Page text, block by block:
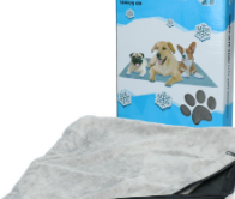
Toevoegen
aan
verlanglijst